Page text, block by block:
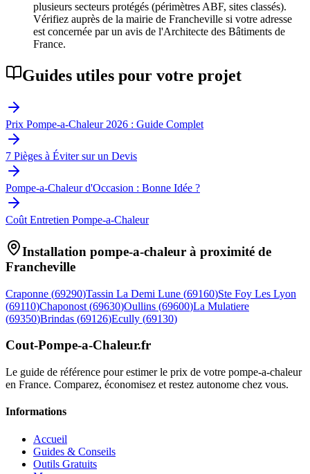
plusieurs secteurs protégés (périmètres ABF, sites classés).
Vérifiez auprès de la mairie de Francheville si votre adresse
est concernée par un avis de l'Architecte des Bâtiments de
France.
Guides utiles pour votre projet
Prix Pompe-a-Chaleur 2026 : Guide Complet
7 Pièges à Éviter sur un Devis
Pompe-a-Chaleur d'Occasion : Bonne Idée ?
Coût Entretien Pompe-a-Chaleur
Installation pompe-a-chaleur à proximité de
Francheville
Craponne (69290)Tassin La Demi Lune (69160)Ste Foy Les Lyon
(69110)Chaponost (69630)Oullins (69600)La Mulatiere
(69350)Brindas (69126)Ecully (69130)
Cout-Pompe-a-Chaleur.fr
Le guide de référence pour estimer le prix de votre pompe-a-chaleur
en France. Comparez, économisez et restez autonome chez vous.
Informations
Accueil
Guides & Conseils
Outils Gratuits